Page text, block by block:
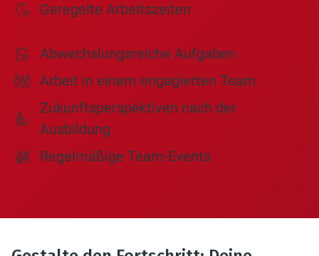
Geregelte Arbeitszeiten
Abwechslungsreiche Aufgaben
Arbeit in einem engagierten Team
Zukunftsperspektiven nach der
Ausbildung
Regelmäßige Team-Events